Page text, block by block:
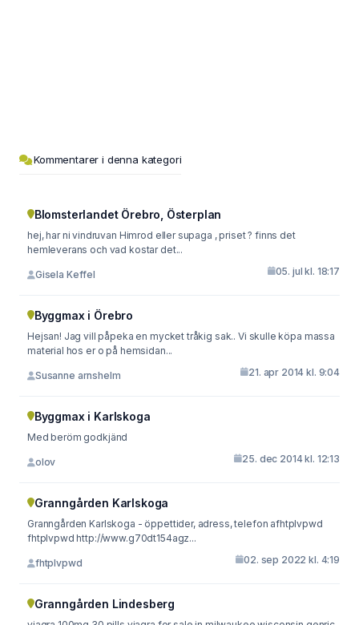
Kommentarer i denna kategori
Blomsterlandet Örebro, Österplan
hej, har ni vindruvan Himrod eller supaga , priset ? finns det
hemleverans och vad kostar det...
Gisela Keffel 05. jul kl. 18:17
Byggmax i Örebro
Hejsan! Jag vill påpeka en mycket tråkig sak.. Vi skulle köpa massa
material hos er o på hemsidan...
Susanne arnshelm 21. apr 2014 kl. 9:04
Byggmax i Karlskoga
Med beröm godkjänd
olov 25. dec 2014 kl. 12:13
Granngården Karlskoga
Granngården Karlskoga - öppettider, adress, telefon afhtplvpwd
fhtplvpwd http://www.g70dt154agz...
fhtplvpwd 02. sep 2022 kl. 4:19
Granngården Lindesberg